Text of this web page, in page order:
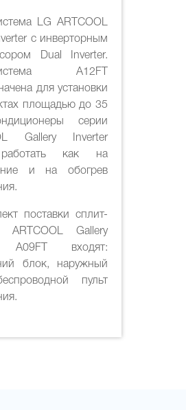
LG ARTCOOL
c инверторным
Dual Inverter.
A12FT
для установки
площадью до 35
серии
Gallery Inverter
как на
и на обогрев
поставки сплит-
ARTCOOL Gallery
A09FT входят:
блок, наружный
пульт